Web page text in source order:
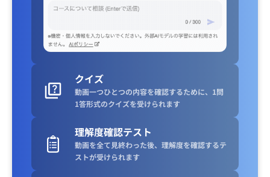
クイズ
動画一つひとつの内容を確認するために、1問
1答形式のクイズを受けられます
理解度確認テスト
動画を全て見終わった後、理解度を確認するテ
ストが受けられます